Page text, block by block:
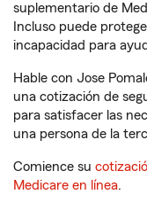
suplementario de
Incluso puede
incapacidad para
Hable con Jose
una cotización de
para satisfacer las
una persona de la
Comience su
Medicare en línea.